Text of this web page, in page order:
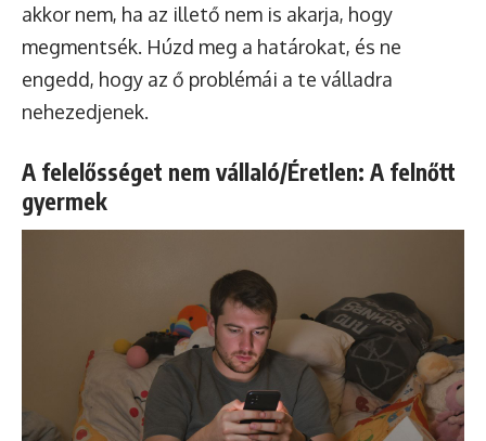
akkor nem, ha az illető nem is akarja, hogy
megmentsék. Húzd meg a határokat, és ne
engedd, hogy az ő problémái a te válladra
nehezedjenek.
A felelősséget nem vállaló/Éretlen: A felnőtt
gyermek